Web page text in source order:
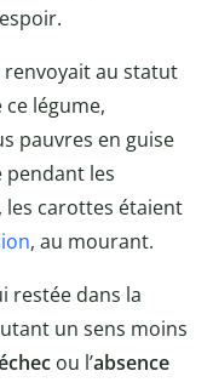
renvoyait au statut
légume,
pauvres en guise
pendant les
les carottes étaient
, au mourant.
restée dans la
un sens moins
ou l’absence